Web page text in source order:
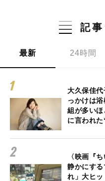
記
最新 24時間
大久保佳
っかけは
組が多い
に言われ
〈映画『
静かにする
れ」大ヒ